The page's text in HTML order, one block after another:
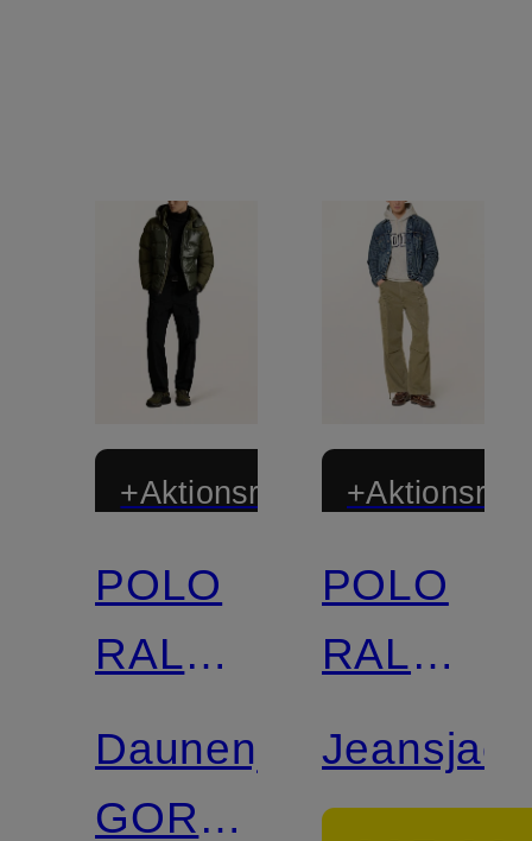
+Aktionsrabatt
Zertifiziert
POLO
RALPH
LAUREN
Daunenjacke
GORHAM
POLO
RALPH
LAUREN